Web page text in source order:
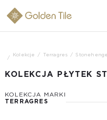
Kolekcje Terragres Stonehenge
KOLEKCJA PŁYTEK
KOLEKCJA MARKI
TERRAGRES